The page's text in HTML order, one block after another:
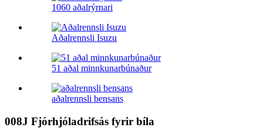
1060 aðalrýrnari
Aðalrennsli Isuzu
51 aðal minnkunarbúnaður
aðalrennsli bensans
008J Fjórhjóladrifsás fyrir bíla